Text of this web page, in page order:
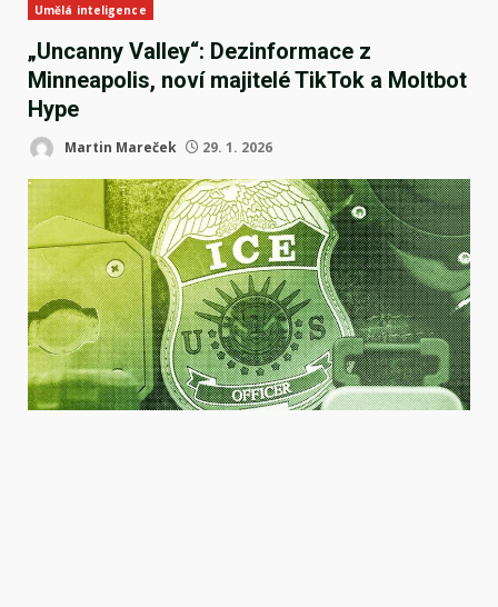
Umělá inteligence
„Uncanny Valley“: Dezinformace z
Minneapolis, noví majitelé TikTok a Moltbot
Hype
Martin Mareček 29. 1. 2026